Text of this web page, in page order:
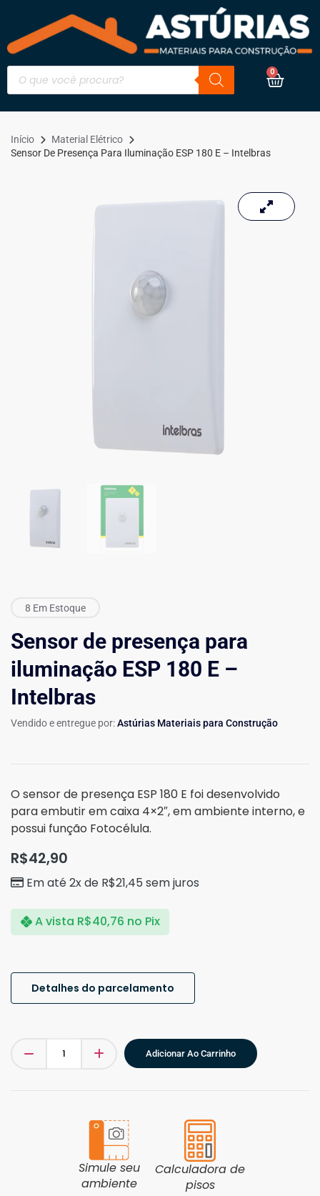
0
Início
Material Elétrico
Sensor De Presença Para Iluminação ESP 180 E – Intelbras
8 Em Estoque
Sensor de presença para
iluminação ESP 180 E –
Intelbras
Vendido e entregue por:Astúrias Materiais para Construção
O sensor de presença ESP 180 E foi desenvolvido
para embutir em caixa 4×2″, em ambiente interno, e
possui função Fotocélula.
R$42,90
Em até 2x de R$21,45 sem juros
A vista R$40,76 no Pix
Detalhes do parcelamento
Adicionar Ao Carrinho
Simule seu
ambiente
Calculadora de
pisos